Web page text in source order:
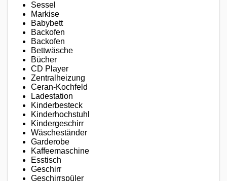
Sessel
Markise
Babybett
Backofen
Backofen
Bettwäsche
Bücher
CD Player
Zentralheizung
Ceran-Kochfeld
Ladestation
Kinderbesteck
Kinderhochstuhl
Kindergeschirr
Wäscheständer
Garderobe
Kaffeemaschine
Esstisch
Geschirr
Geschirrspüler